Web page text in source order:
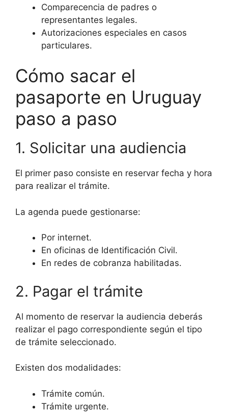
Comparecencia de padres o
representantes legales.
Autorizaciones especiales en casos
particulares.
Cómo sacar el
pasaporte en Uruguay
paso a paso
1. Solicitar una audiencia
El primer paso consiste en reservar fecha y hora
para realizar el trámite.
La agenda puede gestionarse:
Por internet.
En oficinas de Identificación Civil.
En redes de cobranza habilitadas.
2. Pagar el trámite
Al momento de reservar la audiencia deberás
realizar el pago correspondiente según el tipo
de trámite seleccionado.
Existen dos modalidades:
Trámite común.
Trámite urgente.